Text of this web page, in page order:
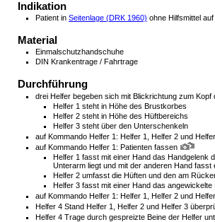
Indikation
Patient in Seitenlage (DRK 1960) ohne Hilfsmittel
Material
Einmalschutzhandschuhe
DIN Krankentrage / Fahrtrage
Durchführung
drei Helfer begeben sich mit Blickrichtung zum
Helfer 1 steht in Höhe des Brustkorbes
Helfer 2 steht in Höhe des Hüftbereichs
Helfer 3 steht über den Unterschenkeln
auf Kommando Helfer 1: Helfer 1, Helfer 2 und
auf Kommando Helfer 1: Patienten fassen
Helfer 1 fasst mit einer Hand das Handgelenk
Unterarm liegt und mit der anderen Hand
Helfer 2 umfasst die Hüften und den am
Helfer 3 fasst mit einer Hand das
auf Kommando Helfer 1: Helfer 1, Helfer 2 und
Helfer 4 Stand Helfer 1, Helfer 2 und Helfer 3
Helfer 4 Trage durch gespreizte Beine der Helfer